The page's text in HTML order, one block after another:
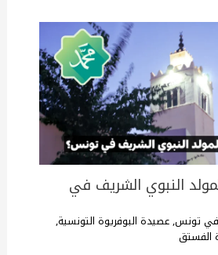
النبوي الشريف في
في تونس,عصيدة البوفريوة التونسية,
الفستق